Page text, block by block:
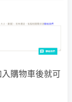
購物車後就可